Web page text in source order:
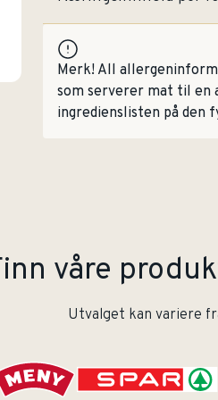
Merk! All
som serverer mat til en
ingredienslisten på den
våre
Utvalget kan variere